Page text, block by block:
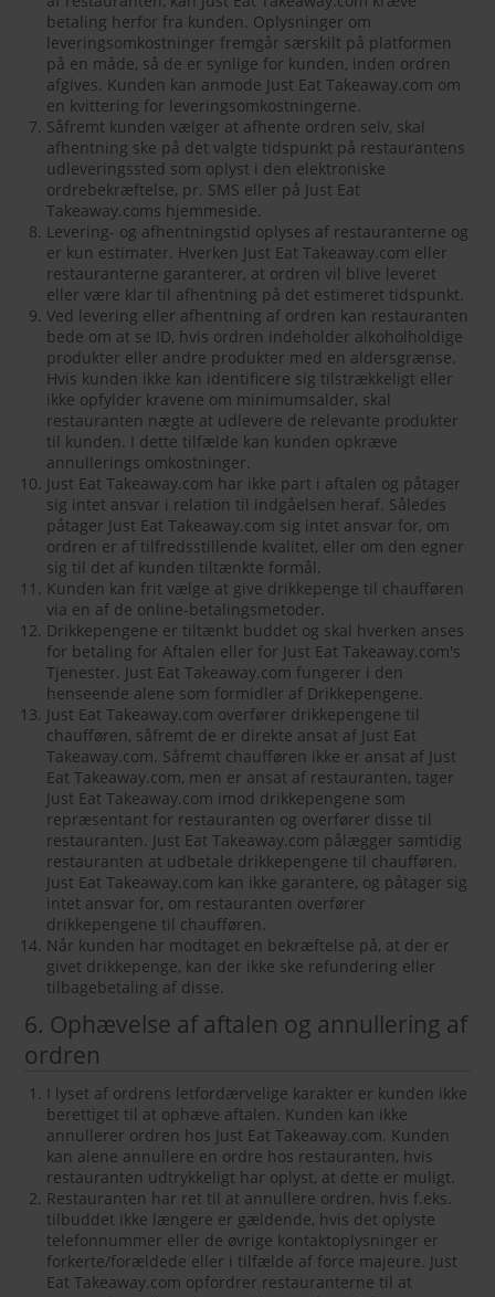
betaling herfor fra kunden. Oplysninger om
leveringsomkostninger fremgår særskilt på platformen
på en måde, så de er synlige for kunden, inden ordren
afgives. Kunden kan anmode Just Eat Takeaway.com om
en kvittering for leveringsomkostningerne.
Såfremt kunden vælger at afhente ordren selv, skal
afhentning ske på det valgte tidspunkt på restaurantens
udleveringssted som oplyst i den elektroniske
ordrebekræftelse, pr. SMS eller på Just Eat
Takeaway.coms hjemmeside.
Levering- og afhentningstid oplyses af restauranterne og
er kun estimater. Hverken Just Eat Takeaway.com eller
restauranterne garanterer, at ordren vil blive leveret
eller være klar til afhentning på det estimeret tidspunkt.
Ved levering eller afhentning af ordren kan restauranten
bede om at se ID, hvis ordren indeholder alkoholholdige
produkter eller andre produkter med en aldersgrænse.
Hvis kunden ikke kan identificere sig tilstrækkeligt eller
ikke opfylder kravene om minimumsalder, skal
restauranten nægte at udlevere de relevante produkter
til kunden. I dette tilfælde kan kunden opkræve
annullerings omkostninger.
Just Eat Takeaway.com har ikke part i aftalen og påtager
sig intet ansvar i relation til indgåelsen heraf. Således
påtager Just Eat Takeaway.com sig intet ansvar for, om
ordren er af tilfredsstillende kvalitet, eller om den egner
sig til det af kunden tiltænkte formål.
Kunden kan frit vælge at give drikkepenge til chaufføren
via en af de online-betalingsmetoder.
Drikkepengene er tiltænkt buddet og skal hverken anses
for betaling for Aftalen eller for Just Eat Takeaway.com's
Tjenester. Just Eat Takeaway.com fungerer i den
henseende alene som formidler af Drikkepengene.
Just Eat Takeaway.com overfører drikkepengene til
chaufføren, såfremt de er direkte ansat af Just Eat
Takeaway.com. Såfremt chaufføren ikke er ansat af Just
Eat Takeaway.com, men er ansat af restauranten, tager
Just Eat Takeaway.com imod drikkepengene som
repræsentant for restauranten og overfører disse til
restauranten. Just Eat Takeaway.com pålægger samtidig
restauranten at udbetale drikkepengene til chaufføren.
Just Eat Takeaway.com kan ikke garantere, og påtager sig
intet ansvar for, om restauranten overfører
drikkepengene til chaufføren.
Når kunden har modtaget en bekræftelse på, at der er
givet drikkepenge, kan der ikke ske refundering eller
tilbagebetaling af disse.
6. Ophævelse af aftalen og annullering af
ordren
I lyset af ordrens letfordærvelige karakter er kunden ikke
berettiget til at ophæve aftalen. Kunden kan ikke
annullerer ordren hos Just Eat Takeaway.com. Kunden
kan alene annullere en ordre hos restauranten, hvis
restauranten udtrykkeligt har oplyst, at dette er muligt.
Restauranten har ret til at annullere ordren, hvis f.eks.
tilbuddet ikke længere er gældende, hvis det oplyste
telefonnummer eller de øvrige kontaktoplysninger er
forkerte/forældede eller i tilfælde af force majeure. Just
Eat Takeaway.com opfordrer restauranterne til at